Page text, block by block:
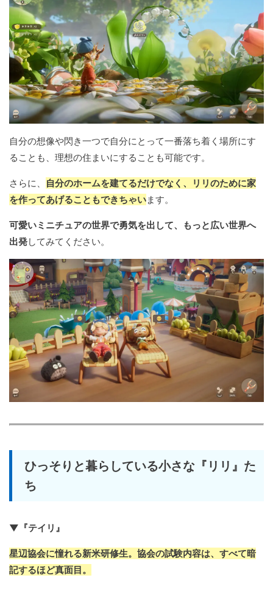
自分の想像や閃き一つで自分にとって一番落ち着く場所にす
ることも、理想の住まいにすることも可能です。
さらに、
自分のホームを建てるだけでなく、リリのために家
を作ってあげることもできちゃいます。
可愛いミニチュアの世界で勇気を出して、もっと広い世界へ
出発してみてください。
ひっそりと暮らしている小さな『リリ』た
ち
▼『テイリ』
星辺協会に憧れる新米研修生。協会の試験内容は、すべて暗
記するほど真面目。